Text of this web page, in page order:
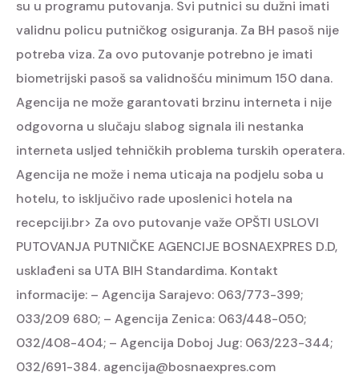
su u programu putovanja. Svi putnici su dužni imati
validnu policu putničkog osiguranja. Za BH pasoš nije
potreba viza. Za ovo putovanje potrebno je imati
biometrijski pasoš sa validnošću minimum 150 dana.
Agencija ne može garantovati brzinu interneta i nije
odgovorna u slučaju slabog signala ili nestanka
interneta usljed tehničkih problema turskih operatera.
Agencija ne može i nema uticaja na podjelu soba u
hotelu, to isključivo rade uposlenici hotela na
recepciji.br> Za ovo putovanje važe OPŠTI USLOVI
PUTOVANJA PUTNIČKE AGENCIJE BOSNAEXPRES D.D,
usklađeni sa UTA BIH Standardima. Kontakt
informacije: – Agencija Sarajevo: 063/773-399;
033/209 680; – Agencija Zenica: 063/448-050;
032/408-404; – Agencija Doboj Jug: 063/223-344;
032/691-384. agencija@bosnaexpres.com